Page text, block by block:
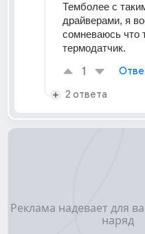
Темболее с
драйверами, я
сомневаюсь что
термодатчик.
1
2 ответа